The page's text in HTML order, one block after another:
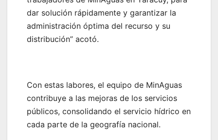
dar solución rápidamente y garantizar la
administración óptima del recurso y su
distribución” acotó.
‎Con estas labores, el equipo de MinAguas
contribuye a las mejoras de los servicios
públicos, consolidando el servicio hídrico en
cada parte de la geografía nacional.